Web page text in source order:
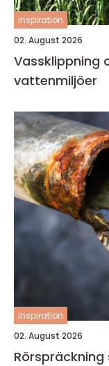
inspiration
02. August 2026
Vassklippning
vattenmiljöer
inspiration
02. August 2026
Rörspräckning schaktfri förnyelse av gamla